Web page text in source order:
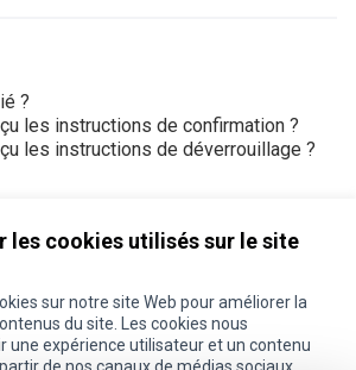
les cookies utilisés sur le site
sur notre site Web pour améliorer la
du site. Les cookies nous
une expérience utilisateur et un contenu
?
les instructions de confirmation ?
les instructions de déverrouillage ?
Facebook
! sur Instagram